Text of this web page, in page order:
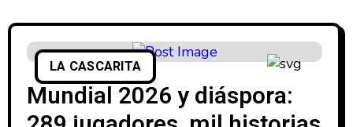
LA CASCARITA
Mundial 2026 y diáspora: